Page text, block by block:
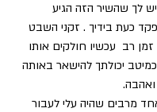
לך שהשיר הזה הגיע
כעת בידיך . זקני השבט
רב  עכשיו חולקים אותו
יכולתך להישאר באותה
מרבים שהיה עלי לעבור